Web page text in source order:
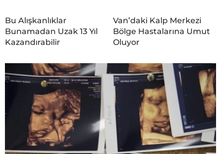
Bu Alışkanlıklar
Bunamadan Uzak 13 Yıl
Kazandırabilir
Van’daki Kalp Merkezi
Bölge Hastalarına Umut
Oluyor